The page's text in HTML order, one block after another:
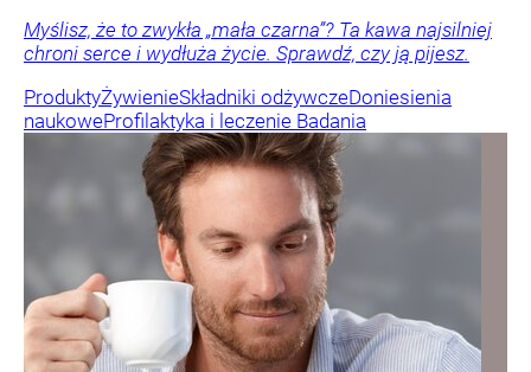
Myślisz, że to zwykła „mała czarna”? Ta kawa najsilniej
chroni serce i wydłuża życie. Sprawdź, czy ją pijesz.
ProduktyŻywienieSkładniki odżywczeDoniesienia
naukoweProfilaktyka i leczenie Badania